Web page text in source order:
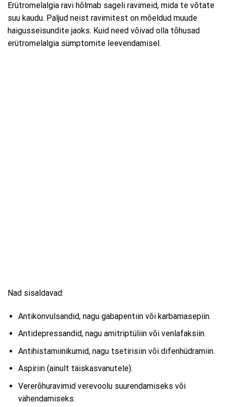
Erütromelalgia ravi hõlmab sageli ravimeid, mida te võtate
suu kaudu. Paljud neist ravimitest on mõeldud muude
haigusseisundite jaoks. Kuid need võivad olla tõhusad
erütromelalgia sümptomite leevendamisel.
Nad sisaldavad:
Antikonvulsandid, nagu gabapentiin või karbamasepiin.
Antidepressandid, nagu amitriptüliin või venlafaksiin.
Antihistamiinikumid, nagu tsetirisiin või difenhüdramiin.
Aspiriin (ainult täiskasvanutele).
Vererõhuravimid verevoolu suurendamiseks või
vähendamiseks.